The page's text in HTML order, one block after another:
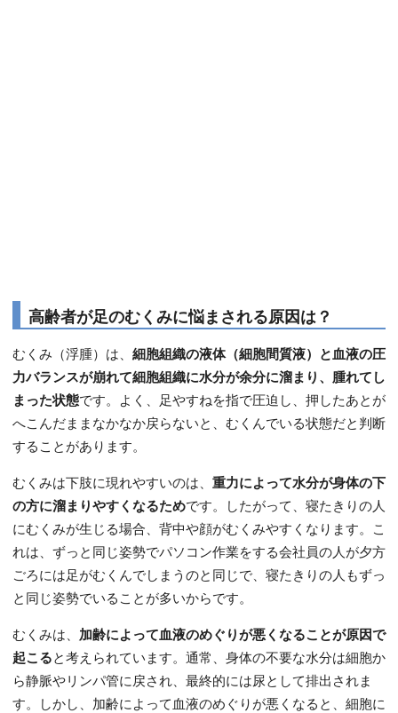
高齢者が足のむくみに悩まされる原因は？
むくみ（浮腫）は、 細胞組織の液体（細胞間質液）と血液の圧
力バランスが崩れて細胞組織に水分が余分に溜まり、腫れてし
まった状態です。よく、足やすねを指で圧迫し、押したあとが
へこんだままなかなか戻らないと、むくんでいる状態だと判断
することがあります。
むくみは下肢に現れやすいのは、 重力によって水分が身体の下
の方に溜まりやすくなるためです。したがって、寝たきりの人
にむくみが生じる場合、背中や顔がむくみやすくなります。こ
れは、ずっと同じ姿勢でパソコン作業をする会社員の人が夕方
ごろには足がむくんでしまうのと同じで、寝たきりの人もずっ
と同じ姿勢でいることが多いからです。
むくみは、 加齢によって血液のめぐりが悪くなることが原因で
起こると考えられています。通常、身体の不要な水分は細胞か
ら静脈やリンパ管に戻され、最終的には尿として排出されま
す。しかし、加齢によって血液のめぐりが悪くなると、細胞に